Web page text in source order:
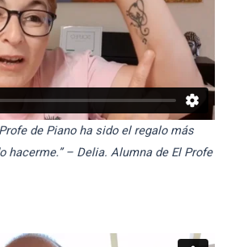
de Piano ha sido el regalo más
hacerme.” – Delia. Alumna de El Profe